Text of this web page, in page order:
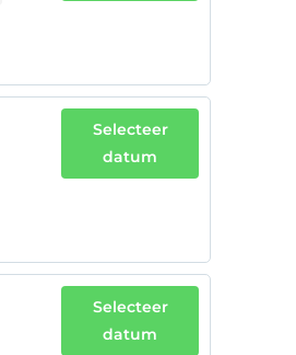
Selecteer
datum
Selecteer
datum